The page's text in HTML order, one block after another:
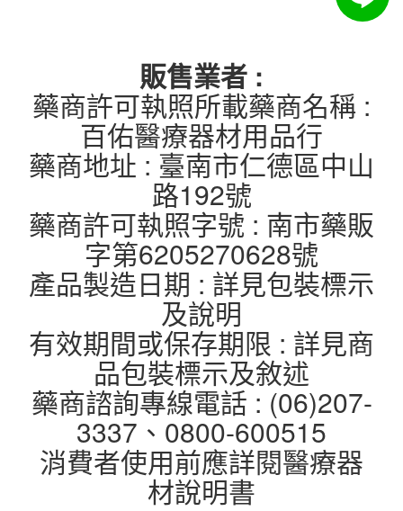
販售業者 :
藥商許可執照所載藥商名稱 :
百佑醫療器材用品行
藥商地址 : 臺南市仁德區中山
路192號
藥商許可執照字號 : 南市藥販
字第6205270628號
產品製造日期 : 詳見包裝標示
及說明
有效期間或保存期限 : 詳見商
品包裝標示及敘述
藥商諮詢專線電話 : (06)207-
3337、0800-600515
消費者使用前應詳閱醫療器
材說明書